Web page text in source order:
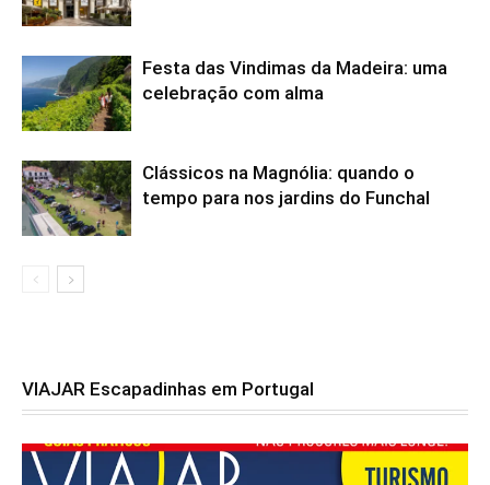
Festa das Vindimas da Madeira: uma
celebração com alma
Clássicos na Magnólia: quando o
tempo para nos jardins do Funchal
VIAJAR Escapadinhas em Portugal